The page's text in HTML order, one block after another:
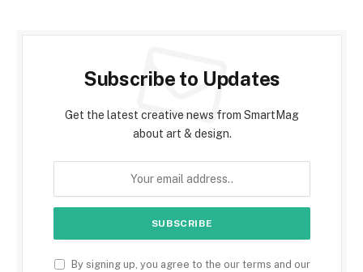
Subscribe to Updates
Get the latest creative news from SmartMag
about art & design.
By signing up, you agree to the our terms and our